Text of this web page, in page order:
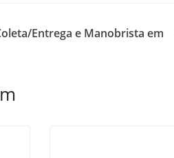
Entrega e Manobrista em